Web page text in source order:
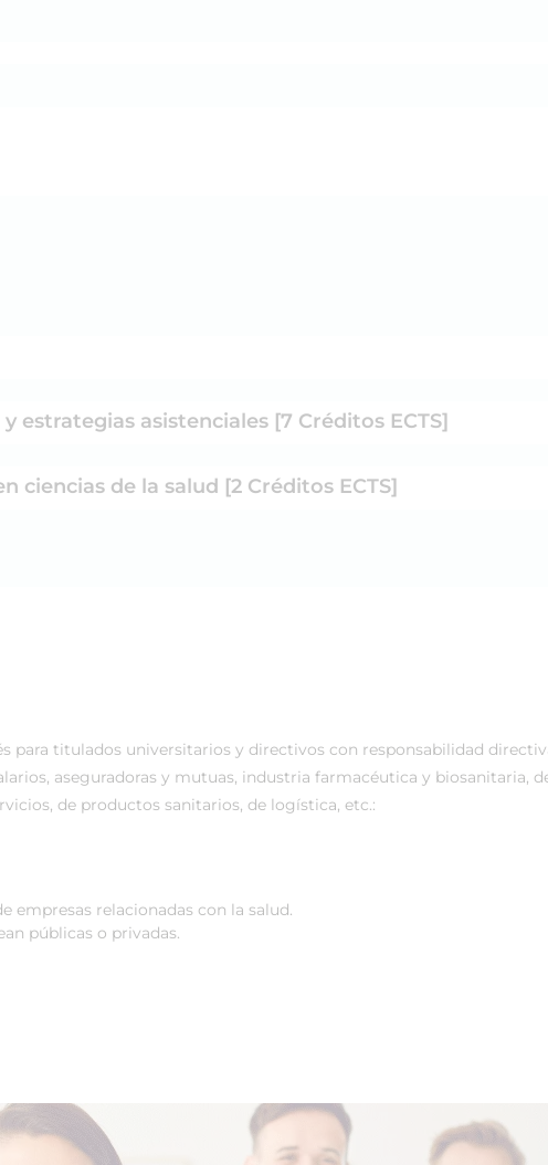
estrategias asistenciales [7 Créditos ECTS]
ciencias de la salud [2 Créditos ECTS]
para titulados universitarios y directivos con responsabilidad
aseguradoras y mutuas, industria farmacéutica y biosanitaria,
de productos sanitarios, de logística, etc.:
empresas relacionadas con la salud.
públicas o privadas.